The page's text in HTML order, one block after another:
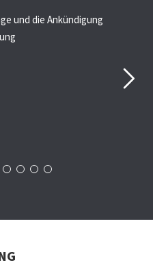
und die Ankündigung